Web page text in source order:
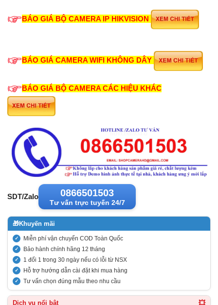
BÁO GIÁ BỘ CAMERA IP HIKVISION
BÁO GIÁ CAMERA WIFI KHÔNG DÂY
BÁO GIÁ BỘ CAMERA CÁC HIỆU KHÁC
SDT/Zalo 0866501503
Tư vấn trực tuyến 24/7
🎁Khuyến mãi
Miễn phí vận chuyển COD Toàn Quốc
Bảo hành chính hãng 12 tháng
1 đổi 1 trong 30 ngày nếu có lỗi từ NSX
Hỗ trợ hướng dẫn cài đặt khi mua hàng
Tư vấn chọn đúng mẫu theo nhu cầu
Dịch vụ nổi bật 💥